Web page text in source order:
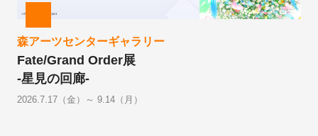
森アーツセンターギャラリー
Fate/Grand Order展
-星見の回廊-
2026.7.17（金）～ 9.14（月）